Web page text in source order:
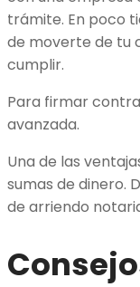
trámite. En poco
de moverte de tu
cumplir.
Para firmar
avanzada.
Una de las
sumas de dinero.
de arriendo